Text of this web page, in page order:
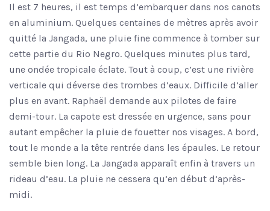
Il est 7 heures, il est temps d’embarquer dans nos canots
en aluminium. Quelques centaines de mètres après avoir
quitté la Jangada, une pluie fine commence à tomber sur
cette partie du Rio Negro. Quelques minutes plus tard,
une ondée tropicale éclate. Tout à coup, c’est une rivière
verticale qui déverse des trombes d’eaux. Difficile d’aller
plus en avant. Raphaël demande aux pilotes de faire
demi-tour. La capote est dressée en urgence, sans pour
autant empêcher la pluie de fouetter nos visages. A bord,
tout le monde a la tête rentrée dans les épaules. Le retour
semble bien long. La Jangada apparaît enfin à travers un
rideau d’eau. La pluie ne cessera qu’en début d’après-
midi.